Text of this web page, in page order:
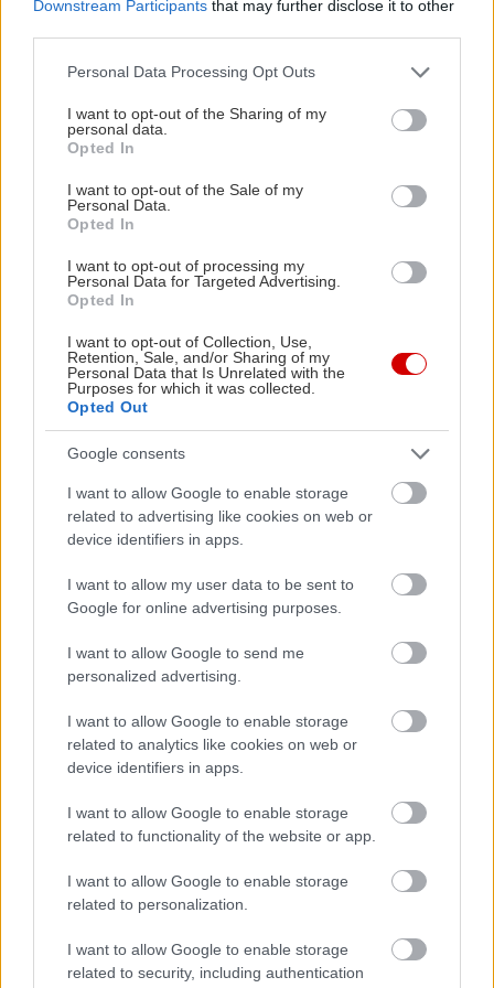
Downstream Participants that may further disclose it to other
Please note that this website/app uses one or more Google
not limited to your visit or usage behaviour. You may click to
grant or deny consent to Google and its third-party tags to
use your data for below specified purposes in below Google
consent section.
Personal Data Processing Opt Outs
I want to opt-out of the Sharing of my
personal data.
Opted In
I want to opt-out of the Sale of my
Personal Data.
Opted In
I want to opt-out of processing my
Personal Data for Targeted Advertising.
Opted In
I want to opt-out of Collection, Use,
Retention, Sale, and/or Sharing of my
Personal Data that Is Unrelated with the
Purposes for which it was collected.
Opted Out
Google consents
I want to allow Google to enable storage
related to advertising like cookies on web or
device identifiers in apps.
I want to allow my user data to be sent to
Google for online advertising purposes.
I want to allow Google to send me
personalized advertising.
I want to allow Google to enable storage
related to analytics like cookies on web or
device identifiers in apps.
I want to allow Google to enable storage
related to functionality of the website or app.
I want to allow Google to enable storage
related to personalization.
I want to allow Google to enable storage
related to security, including authentication
Καλύπτοντας τη λαμαρίνα πρώτα με
σκεύος μένει καθαρό.
για την υπέροχη γεύση τους αλλά και λόγω
της μικρότερης διαμέτρου τους, καθώς και της
λεπτότερης φλούδας τους από αυτή της
μεγάλης μωβ φλάσκας. Βεβαίως, μπορείτε να
βάλετε όποιο είδος θέλετε, αρκεί να κόψετε
στα δύο τις μεγαλύτερες σε διάμετρο φέτες (ή
και στα τέσσερα εάν οι φλάσκες είναι πολύ
μεγάλες), για να ψηθούν στον ίδιο χρόνο με τα
υπόλοιπα λαχανικά.
Αν προτιμάτε και εφόσον βρείτε μυρωδάτες
ώριμες ντομάτες, μπορείτε να